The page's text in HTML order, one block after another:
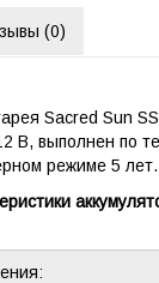
(0)
Sacred Sun
В, выполнен по
режиме 5 лет.